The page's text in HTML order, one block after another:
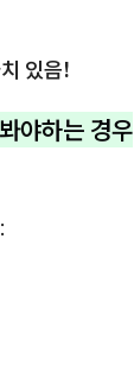
있음!
야하는 경우